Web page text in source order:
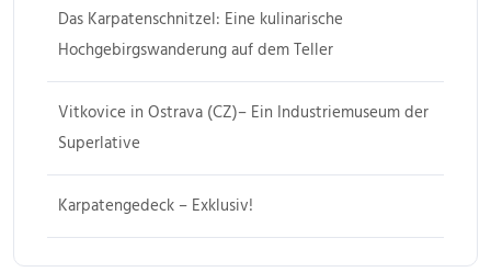
Das Karpatenschnitzel: Eine kulinarische
Hochgebirgswanderung auf dem Teller
Vitkovice in Ostrava (CZ)– Ein Industriemuseum der
Superlative
Karpatengedeck – Exklusiv!